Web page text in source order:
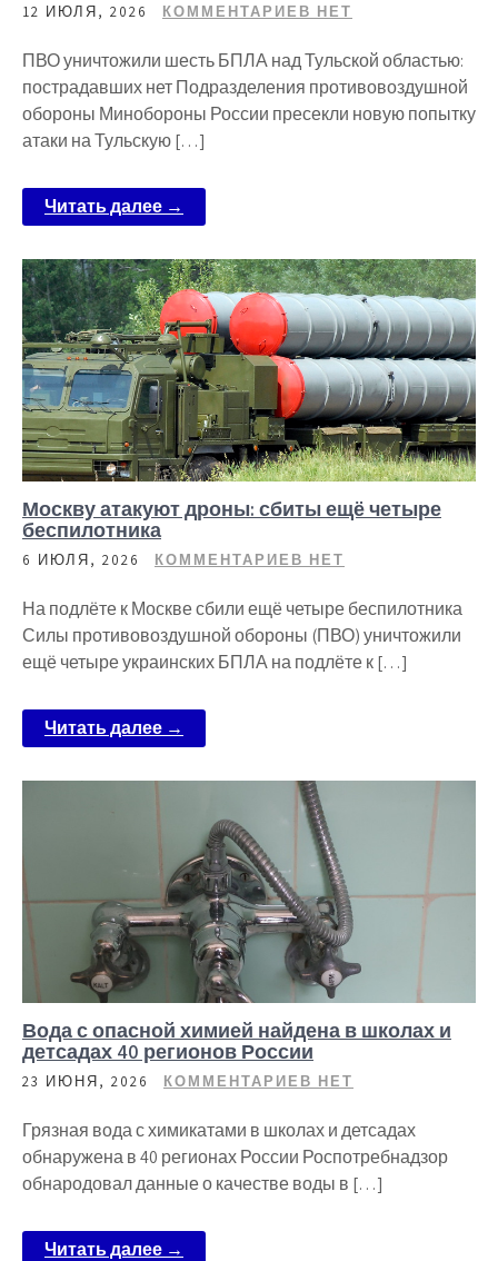
12 ИЮЛЯ, 2026 КОММЕНТАРИЕВ НЕТ
ПВО уничтожили шесть БПЛА над Тульской областью:
пострадавших нет Подразделения противовоздушной
обороны Минобороны России пресекли новую попытку
атаки на Тульскую […]
Читать далее →
Москву атакуют дроны: сбиты ещё четыре
беспилотника
6 ИЮЛЯ, 2026 КОММЕНТАРИЕВ НЕТ
На подлёте к Москве сбили ещё четыре беспилотника
Силы противовоздушной обороны (ПВО) уничтожили
ещё четыре украинских БПЛА на подлёте к […]
Читать далее →
Вода с опасной химией найдена в школах и
детсадах 40 регионов России
23 ИЮНЯ, 2026 КОММЕНТАРИЕВ НЕТ
Грязная вода с химикатами в школах и детсадах
обнаружена в 40 регионах России Роспотребнадзор
обнародовал данные о качестве воды в […]
Читать далее →